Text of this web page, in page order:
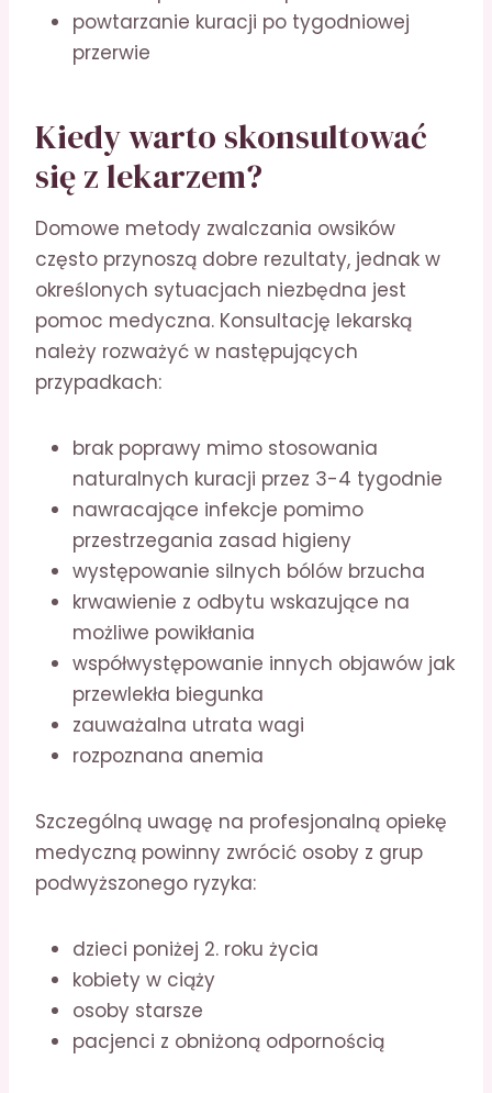
powtarzanie kuracji po tygodniowej
przerwie
Kiedy warto skonsultować
się z lekarzem?
Domowe metody zwalczania owsików
często przynoszą dobre rezultaty, jednak w
określonych sytuacjach niezbędna jest
pomoc medyczna. Konsultację lekarską
należy rozważyć w następujących
przypadkach:
brak poprawy mimo stosowania
naturalnych kuracji przez 3-4 tygodnie
nawracające infekcje pomimo
przestrzegania zasad higieny
występowanie silnych bólów brzucha
krwawienie z odbytu wskazujące na
możliwe powikłania
współwystępowanie innych objawów jak
przewlekła biegunka
zauważalna utrata wagi
rozpoznana anemia
Szczególną uwagę na profesjonalną opiekę
medyczną powinny zwrócić osoby z grup
podwyższonego ryzyka:
dzieci poniżej 2. roku życia
kobiety w ciąży
osoby starsze
pacjenci z obniżoną odpornością